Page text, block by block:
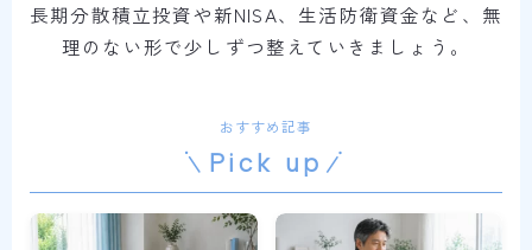
長期分散積立投資や新NISA、生活防衛資金など、無
理のない形で少しずつ整えていきましょう。
おすすめ記事
Pick up